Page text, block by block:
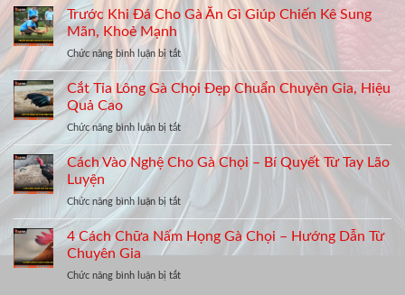
Xem
Gà
Đá
Theo
Bí
Quyết
Chuyên
Trước Khi Đá Cho Gà Ăn Gì Giúp Chiến Kê Sung
Mãn, Khoẻ Mạnh
Chức năng bình luận bị tắtở
Trước
Khi
Đá
Gà
Ăn
Gì
Giúp
Chiến
Kê
Sung
Mãn,
Cắt Tỉa Lông Gà Chọi Đẹp Chuẩn Chuyên Gia, Hiệu
Quả Cao
Chức năng bình luận bị tắtở
Tỉa
Lông
Chọi
Đẹp
Chuẩn
Hiệu
Cách Vào Nghệ Cho Gà Chọi – Bí Quyết Từ Tay Lão
Luyện
Chức năng bình luận bị tắtở
Cách
Vào
Nghệ
Gà
4 Cách Chữa Nấm Họng Gà Chọi – Hướng Dẫn Từ
Chuyên Gia
Chức năng bình luận bị tắtở